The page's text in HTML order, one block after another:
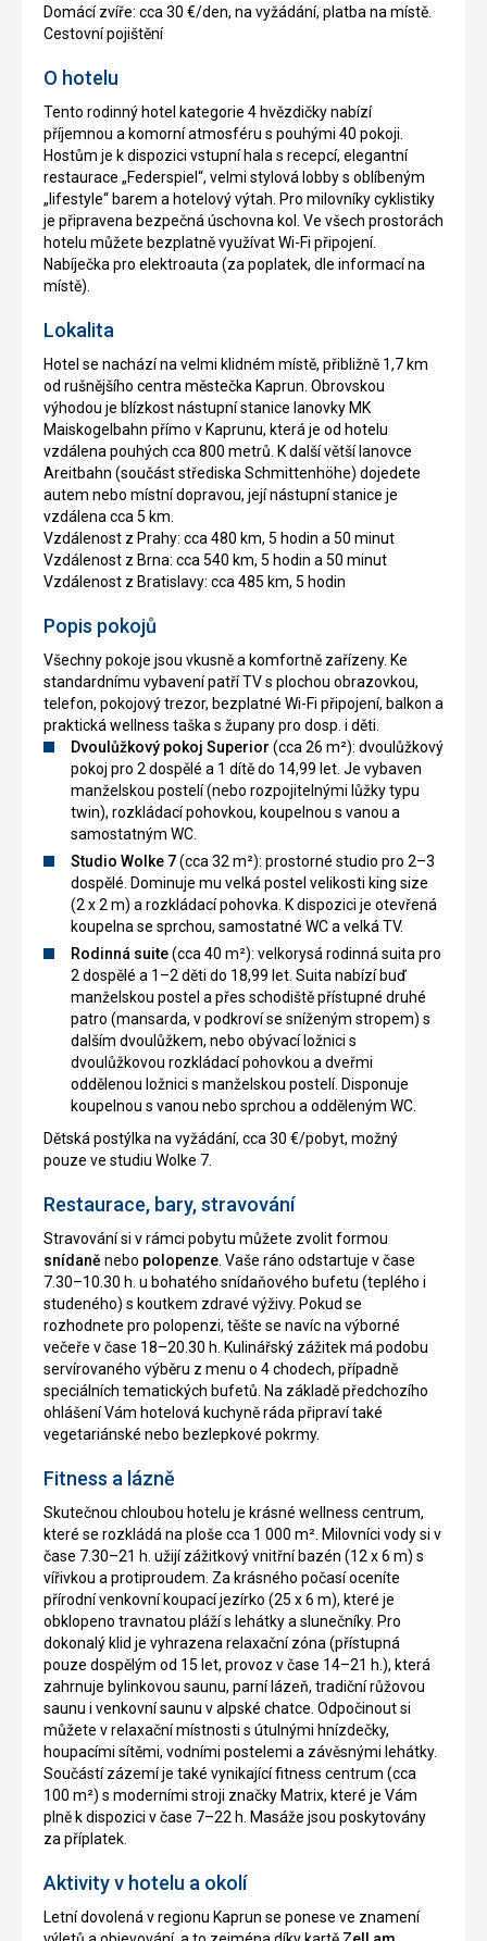
Domácí zvíře: cca 30 €/den, na vyžádání, platba na místě.
Cestovní pojištění
O hotelu
Tento rodinný hotel kategorie 4 hvězdičky nabízí
příjemnou a komorní atmosféru s pouhými 40 pokoji.
Hostům je k dispozici vstupní hala s recepcí, elegantní
restaurace „Federspiel“, velmi stylová lobby s oblíbeným
„lifestyle“ barem a hotelový výtah. Pro milovníky cyklistiky
je připravena bezpečná úschovna kol. Ve všech prostorách
hotelu můžete bezplatně využívat Wi-Fi připojení.
Nabíječka pro elektroauta (za poplatek, dle informací na
místě).
Lokalita
Hotel se nachází na velmi klidném místě, přibližně 1,7 km
od rušnějšího centra městečka Kaprun. Obrovskou
výhodou je blízkost nástupní stanice lanovky MK
Maiskogelbahn přímo v Kaprunu, která je od hotelu
vzdálena pouhých cca 800 metrů. K další větší lanovce
Areitbahn (součást střediska Schmittenhöhe) dojedete
autem nebo místní dopravou, její nástupní stanice je
vzdálena cca 5 km.
Vzdálenost z Prahy: cca 480 km, 5 hodin a 50 minut
Vzdálenost z Brna: cca 540 km, 5 hodin a 50 minut
Vzdálenost z Bratislavy: cca 485 km, 5 hodin
Popis pokojů
Všechny pokoje jsou vkusně a komfortně zařízeny. Ke
standardnímu vybavení patří TV s plochou obrazovkou,
telefon, pokojový trezor, bezplatné Wi-Fi připojení, balkon a
praktická wellness taška s župany pro dosp. i děti.
Dvoulůžkový pokoj Superior (cca 26 m²): dvoulůžkový
pokoj pro 2 dospělé a 1 dítě do 14,99 let. Je vybaven
manželskou postelí (nebo rozpojitelnými lůžky typu
twin), rozkládací pohovkou, koupelnou s vanou a
samostatným WC.
Studio Wolke 7(cca 32 m²): prostorné studio pro 2–3
dospělé. Dominuje mu velká postel velikosti king size
(2 x 2 m) a rozkládací pohovka. K dispozici je otevřená
koupelna se sprchou, samostatné WC a velká TV.
Rodinná suite(cca 40 m²): velkorysá rodinná suita pro
2 dospělé a 1–2 děti do 18,99 let. Suita nabízí buď
manželskou postel a přes schodiště přístupné druhé
patro (mansarda, v podkroví se sníženým stropem) s
dalším dvoulůžkem, nebo obývací ložnici s
dvoulůžkovou rozkládací pohovkou a dveřmi
oddělenou ložnici s manželskou postelí. Disponuje
koupelnou s vanou nebo sprchou a odděleným WC.
Dětská postýlka na vyžádání, cca 30 €/pobyt, možný
pouze ve studiu Wolke 7.
Restaurace, bary, stravování
Stravování si v rámci pobytu můžete zvolit formou
snídaně nebo polopenze . Vaše ráno odstartuje v čase
7.30–10.30 h. u bohatého snídaňového bufetu (teplého i
studeného) s koutkem zdravé výživy. Pokud se
rozhodnete pro polopenzi, těšte se navíc na výborné
večeře v čase 18–20.30 h. Kulinářský zážitek má podobu
servírovaného výběru z menu o 4 chodech, případně
speciálních tematických bufetů. Na základě předchozího
ohlášení Vám hotelová kuchyně ráda připraví také
vegetariánské nebo bezlepkové pokrmy.
Fitness a lázně
Skutečnou chloubou hotelu je krásné wellness centrum,
které se rozkládá na ploše cca 1 000 m². Milovníci vody si v
čase 7.30–21 h. užijí zážitkový vnitřní bazén (12 x 6 m) s
vířivkou a protiproudem. Za krásného počasí oceníte
přírodní venkovní koupací jezírko (25 x 6 m), které je
obklopeno travnatou pláží s lehátky a slunečníky. Pro
dokonalý klid je vyhrazena relaxační zóna (přístupná
pouze dospělým od 15 let, provoz v čase 14–21 h.), která
zahrnuje bylinkovou saunu, parní lázeň, tradiční růžovou
saunu i venkovní saunu v alpské chatce. Odpočinout si
můžete v relaxační místnosti s útulnými hnízdečky,
houpacími sítěmi, vodními postelemi a závěsnými lehátky.
Součástí zázemí je také vynikající fitness centrum (cca
100 m²) s moderními stroji značky Matrix, které je Vám
plně k dispozici v čase 7–22 h. Masáže jsou poskytovány
za příplatek.
Aktivity v hotelu a okolí
Letní dovolená v regionu Kaprun se ponese ve znamení